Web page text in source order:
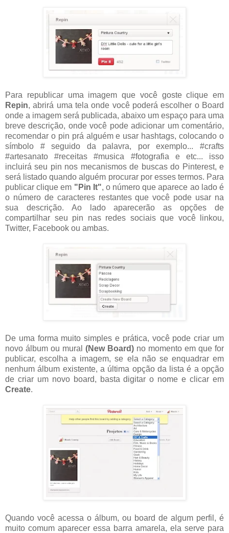
Para republicar uma imagem que você goste clique em
Repin, abrirá uma tela onde você poderá escolher o Board
onde a imagem será publicada, abaixo um espaço para uma
breve descrição, onde você pode adicionar um comentário,
recomendar o pin prá alguém e usar hashtags, colocando o
símbolo # seguido da palavra, por exemplo... #crafts
#artesanato #receitas #musica #fotografia e etc... isso
incluirá seu pin nos mecanismos de buscas do Pinterest, e
será listado quando alguém procurar por esses termos. Para
publicar clique em "Pin It", o número que aparece ao lado é
o número de caracteres restantes que você pode usar na
sua descrição. Ao lado aparecerão as opções de
compartilhar seu pin nas redes sociais que você linkou,
Twitter, Facebook ou ambas.
De uma forma muito simples e prática, você pode criar um
novo álbum ou mural (New Board) no momento em que for
publicar, escolha a imagem, se ela não se enquadrar em
nenhum álbum existente, a última opção da lista é a opção
de criar um novo board, basta digitar o nome e clicar em
Create.
Quando você acessa o álbum, ou board de algum perfil, é
muito comum aparecer essa barra amarela, ela serve para